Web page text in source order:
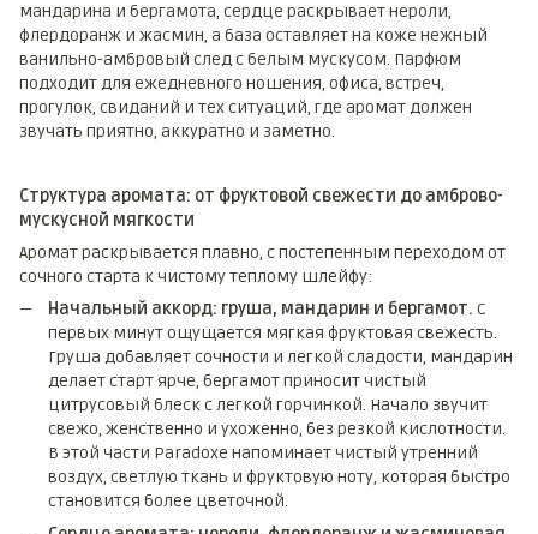
мандарина и бергамота, сердце раскрывает нероли,
флердоранж и жасмин, а база оставляет на коже нежный
ванильно-амбровый след с белым мускусом. Парфюм
подходит для ежедневного ношения, офиса, встреч,
прогулок, свиданий и тех ситуаций, где аромат должен
звучать приятно, аккуратно и заметно.
Структура аромата: от фруктовой свежести до амброво-
мускусной мягкости
Аромат раскрывается плавно, с постепенным переходом от
сочного старта к чистому теплому шлейфу:
Начальный аккорд: груша, мандарин и бергамот. С
первых минут ощущается мягкая фруктовая свежесть.
Груша добавляет сочности и легкой сладости, мандарин
делает старт ярче, бергамот приносит чистый
цитрусовый блеск с легкой горчинкой. Начало звучит
свежо, женственно и ухоженно, без резкой кислотности.
В этой части Paradoxe напоминает чистый утренний
воздух, светлую ткань и фруктовую ноту, которая быстро
становится более цветочной.